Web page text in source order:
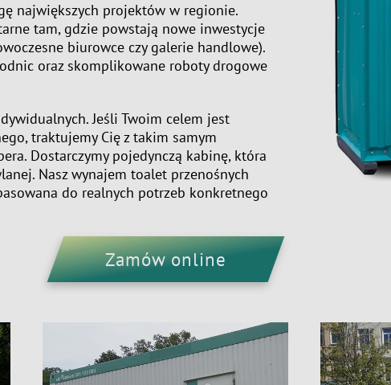
największych projektów w regionie.
tam, gdzie powstają nowe inwestycje
biurowce czy galerie handlowe).
oraz skomplikowane roboty drogowe
Jeśli Twoim celem jest
traktujemy Cię z takim samym
Dostarczymy pojedynczą kabinę, która
Naszwynajem toalet przenośnych
do realnych potrzeb konkretnego
Zamów online